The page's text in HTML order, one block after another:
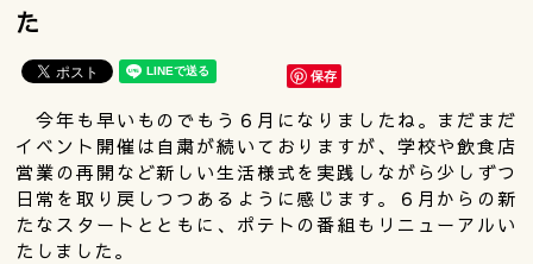
た
保存
今年も早いものでもう６月になりましたね。まだまだ
イベント開催は自粛が続いておりますが、学校や飲食店
営業の再開など新しい生活様式を実践しながら少しずつ
日常を取り戻しつつあるように感じます。６月からの新
たなスタートとともに、ポテトの番組もリニューアルい
たしました。